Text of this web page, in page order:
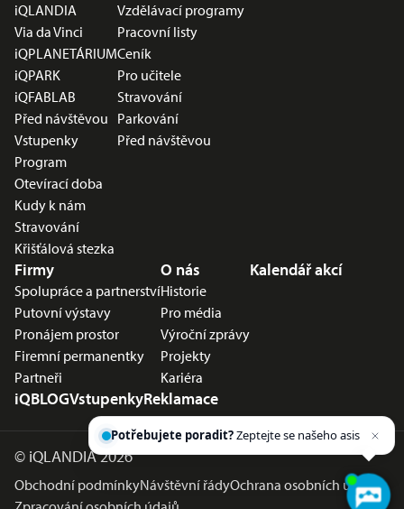
iQLANDIA
Via da Vinci
iQPLANETÁRIUM
iQPARK
iQFABLAB
Před návštěvou
Vstupenky
Program
Otevírací doba
Kudy k nám
Stravování
Křišťálová stezka
Vzdělávací programy
Pracovní listy
Ceník
Pro učitele
Stravování
Parkování
Před návštěvou
Firmy
Spolupráce a partnerství
Putovní výstavy
Pronájem prostor
Firemní permanentky
Partneři
O nás
Historie
Pro média
Výroční zprávy
Projekty
Kariéra
Kalendář akcí
iQBLOGVstupenkyReklamace
© iQLANDIA 2026
Obchodní podmínkyNávštěvní řádyOchrana osobních údajů
Potřebujete poradit?Zeptejte se našeho
asistentaChettyho.